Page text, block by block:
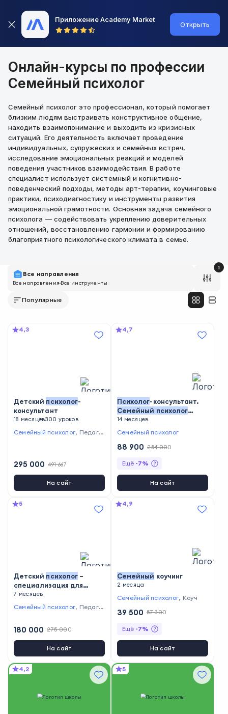
Приложение Academy Market
Открыть
Онлайн-курсы по профессии
Семейный психолог
Семейный психолог это профессионал, который помогает
близким людям выстраивать конструктивное общение,
находить взаимопонимание и выходить из кризисных
ситуаций. Его деятельность включает проведение
индивидуальных, супружеских и семейных встреч,
исследование эмоциональных реакций и моделей
поведения участников взаимодействия. В работе
специалист использует системный и когнитивно-
поведенческий подходы, методы арт-терапии, коучинговые
практики, психодиагностику и инструменты развития
эмоциональной грамотности. Основная задача семейного
психолога — содействовать укреплению доверительных
отношений, восстановлению гармонии и формированию
благоприятного психологического климата в семье.
Все направления
Все направленияВсе инструменты
1
Популярные
4,3
Детский психолог-
консультант
18 месяцев300 уроков
Семейный психолог, Педагог
295 000 491 667
На сайт
4,7
Психолог-консультант.
Семейный психолог
(1480ч.)
14 месяцев
Семейный психолог
88 900 254 000
Ещё -7%
На сайт
5
Детский психолог–
специализация для
психологов
7 месяцев
Семейный психолог, Педагог
180 000 275 000
На сайт
4,9
Семейный коучинг
2 месяца
Семейный психолог, Коуч
39 500 57 300
Ещё -7%
На сайт
4,2 5